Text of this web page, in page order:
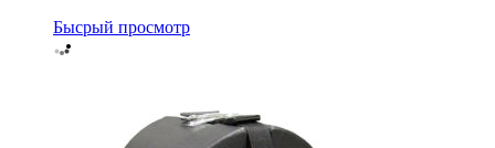
Бысрый просмотр